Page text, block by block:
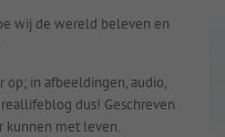
wij de wereld beleven en
op; in afbeeldingen, audio,
dus! Geschreven
kunnen met leven.